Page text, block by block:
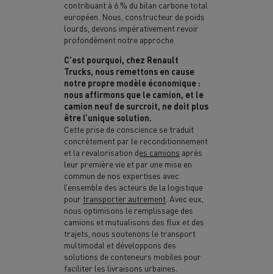
contribuant à 6 % du bilan carbone total
européen. Nous, constructeur de poids
lourds, devons impérativement revoir
profondément notre approche.
C’est pourquoi, chez Renault
Trucks, nous remettons en cause
notre propre modèle économique :
nous affirmons que le camion, et le
camion neuf de surcroit, ne doit plus
être l’unique solution.
Cette prise de conscience se traduit
concrètement par le reconditionnement
et la revalorisation des camions après
leur première vie et par une mise en
commun de nos expertises avec
l’ensemble des acteurs de la logistique
pour transporter autrement . Avec eux,
nous optimisons le remplissage des
camions et mutualisons des flux et des
trajets, nous soutenons le transport
multimodal et développons des
solutions de conteneurs mobiles pour
faciliter les livraisons urbaines.